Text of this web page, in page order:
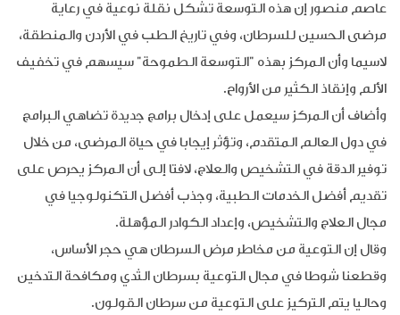
عاصم منصور إن هذه التوسعة تشكل نقلة نوعية في رعاية
مرضى الحسين للسرطان، وفي تاريخ الطب في الأردن والمنطقة،
لاسيما وأن المركز بهذه "التوسعة الطموحة" سيسهم في تخفيف
الألم وإنقاذ الكثير من الأرواح.
وأضاف أن المركز سيعمل على إدخال برامج جديدة تضاهي البرامج
في دول العالم المتقدم، وتؤثر إيجابا في حياة المرضى، من خلال
توفير الدقة في التشخيص والعلاج، لافتا إلى أن المركز يحرص على
تقديم أفضل الخدمات الطبية، وجذب أفضل التكنولوجيا في
مجال العلاج والتشخيص، وإعداد الكوادر المؤهلة.
وقال إن التوعية من مخاطر مرض السرطان هي حجر الأساس،
وقطعنا شوطا في مجال التوعية بسرطان الثدي ومكافحة التدخين
وحاليا يتم التركيز على التوعية من سرطان القولون.